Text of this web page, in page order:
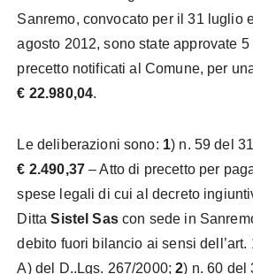
Sanremo, convocato per il 31 luglio
agosto 2012, sono state approvate
precetto notificati al Comune, per
€ 22.980,04.
Le deliberazioni sono: 1) n. 59 del
€ 2.490,37– Atto di precetto per
spese legali di cui al decreto
DittaSistel Sascon sede in
debito fuori bilancio ai sensi dell’art.
A) del D..Lgs. 267/2000;2) n. 60 del